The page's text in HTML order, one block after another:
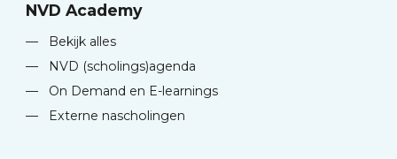
NVD Academy
—
Bekijk alles
—
NVD (scholings)agenda
—
On Demand en E-learnings
—
Externe nascholingen